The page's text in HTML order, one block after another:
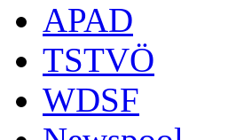
APAD
TSTVÖ
WDSF